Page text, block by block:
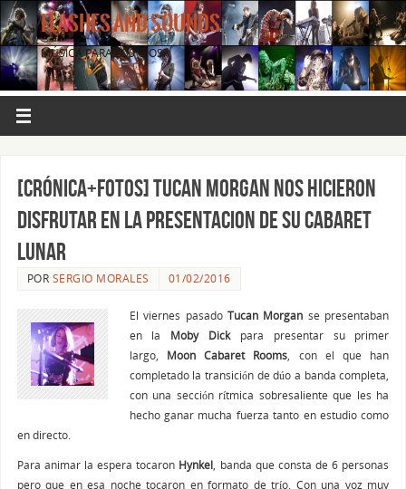
FLASHES AND SOUNDS
MÚSICA PARA LOS OJOS.
[CRÓNICA+FOTOS] Tucan Morgan nos hicieron
disfrutar en la presentacion de su Cabaret
Lunar
POR SERGIO MORALES 01/02/2016
El viernes pasado Tucan Morgan se presentaban
en la Moby Dickpara presentar su primer
largo, Moon Cabaret Rooms , con el que han
completado la transición de dúo a banda completa,
con una sección rítmica sobresaliente que les ha
hecho ganar mucha fuerza tanto en estudio como
en directo.
Para animar la espera tocaron Hynkel, banda que consta de 6 personas
pero que en esa noche tocaron en formato de trío. Con una voz muy